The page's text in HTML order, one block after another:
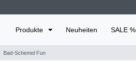
Produkte Neuheiten SALE %
Bad-Schemel Fun